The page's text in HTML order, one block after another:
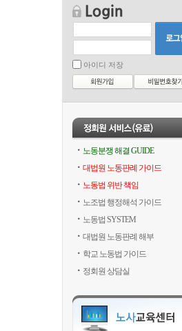
아이디 저장
노동분쟁 해결 GUIDE
대법원 노동판례 가이드
노동법 위반 책임
노조법 행정해석 가이드
노동법 SYSTEM
대법원 노동판례 해부
학교 노동법 가이드
정회원 상담실